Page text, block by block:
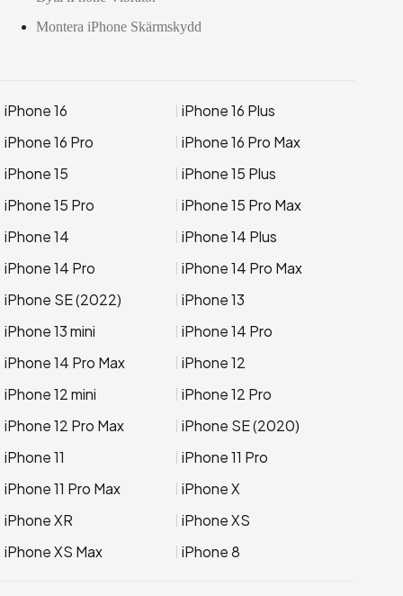
Montera iPhone Skärmskydd
iPhone 16
iPhone 16 Plus
iPhone 16 Pro
iPhone 16 Pro Max
iPhone 15
iPhone 15 Plus
iPhone 15 Pro
iPhone 15 Pro Max
iPhone 14
iPhone 14 Plus
iPhone 14 Pro
iPhone 14 Pro Max
iPhone SE (2022)
iPhone 13
iPhone 13 mini
iPhone 14 Pro
iPhone 14 Pro Max
iPhone 12
iPhone 12 mini
iPhone 12 Pro
iPhone 12 Pro Max
iPhone SE (2020)
iPhone 11
iPhone 11 Pro
iPhone 11 Pro Max
iPhone X
iPhone XR
iPhone XS
iPhone XS Max
iPhone 8